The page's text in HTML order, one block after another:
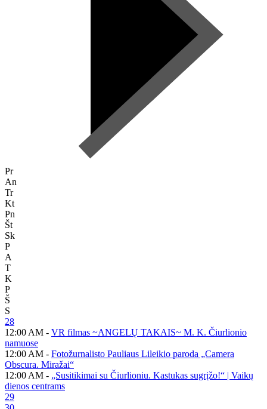
Pr
An
Tr
Kt
Pn
Št
Sk
P
A
T
K
P
Š
S
28
12:00 AM - VR filmas ~ANGELŲ TAKAIS~ M. K. Čiurlionio
namuose
12:00 AM - Fotožurnalisto Pauliaus Lileikio paroda „Camera
Obscura. Miražai“
12:00 AM - „Susitikimai su Čiurlioniu. Kastukas sugrįžo!“ | Vaikų
dienos centrams
29